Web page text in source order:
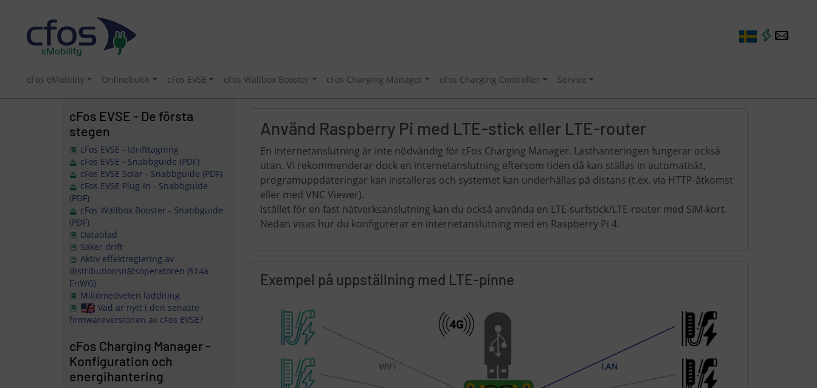
cFos eMobility Onlinebutik cFos EVSE cFos Wallbox Booster cFos Charging Manager cFos Charging Controller Service
cFos EVSE - De första
stegen
cFos EVSE - Idrifttagning
cFos EVSE - Snabbguide (PDF)
cFos EVSE Solar - Snabbguide (PDF)
cFos EVSE Plug-In - Snabbguide
(PDF)
cFos Wallbox Booster - Snabbguide
(PDF)
Datablad
Säker drift
Aktiv effektreglering av
distributionsnätsoperatören (§14a
EnWG)
Miljömedveten laddning
Vad är nytt i den senaste
firmwareversionen av cFos EVSE?
cFos Charging Manager -
Konfiguration och
energihantering
Använd Raspberry Pi med LTE-stick eller LTE-router
En internetanslutning är inte nödvändig för cFos Charging Manager. Lasthanteringen fungerar också
utan. Vi rekommenderar dock en internetanslutning eftersom tiden då kan ställas in automatiskt,
programuppdateringar kan installeras och systemet kan underhållas på distans (t.ex. via HTTP-åtkomst
eller med VNC Viewer).
Istället för en fast nätverksanslutning kan du också använda en LTE-surfstick/LTE-router med SIM-kort.
Nedan visas hur du konfigurerar en internetanslutning med en Raspberry Pi 4.
Exempel på uppställning med LTE-pinne